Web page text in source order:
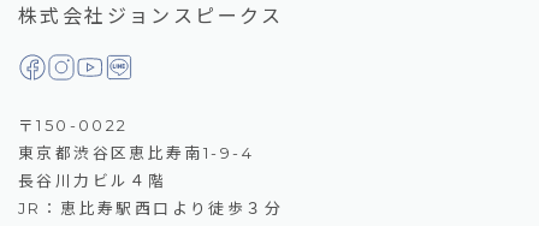
株式会社ジョンスピークス
〒150-0022
東京都渋谷区恵比寿南1-9-4
長谷川力ビル４階
JR：恵比寿駅西口より徒歩３分